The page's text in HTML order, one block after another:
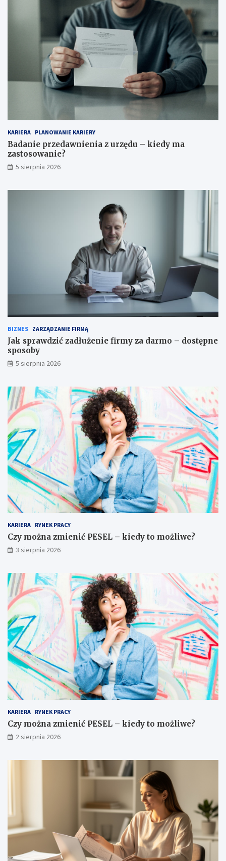
KARIERA PLANOWANIE KARIERY
Badanie przedawnienia z urzędu – kiedy ma
zastosowanie?
5 sierpnia 2026
BIZNES ZARZĄDZANIE FIRMĄ
Jak sprawdzić zadłużenie firmy za darmo – dostępne
sposoby
5 sierpnia 2026
KARIERA RYNEK PRACY
Czy można zmienić PESEL – kiedy to możliwe?
3 sierpnia 2026
KARIERA RYNEK PRACY
Czy można zmienić PESEL – kiedy to możliwe?
2 sierpnia 2026